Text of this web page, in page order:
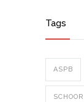
Tags
ASPB